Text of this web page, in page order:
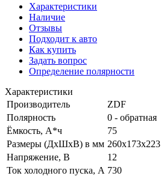
Характеристики
Наличие
Отзывы
Подходит к авто
Как купить
Задать вопрос
Определение полярности
Характеристики
Производитель
ZDF
Полярность
0 - обратная
Ёмкость, А*ч
75
Размеры (ДхШхВ) в мм 260x173x223
Напряжение, В
12
Ток холодного пуска, А 730